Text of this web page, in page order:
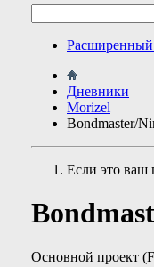
Дневники
Morizel
Bondmaster/
Если это ваш
Основной проект